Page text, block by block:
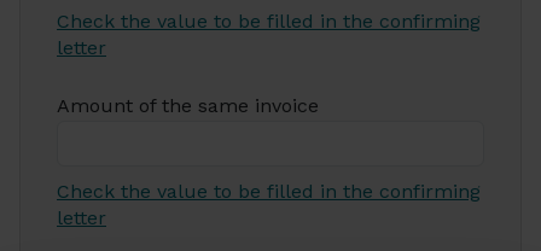
Check the value to be filled in the confirming
letter
Amount of the same invoice
Check the value to be filled in the confirming
letter